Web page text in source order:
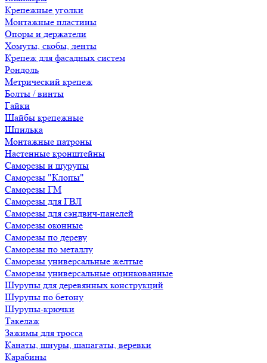
Крепежные уголки
Монтажные пластины
Опоры и держатели
Хомуты, скобы, ленты
Крепеж для фасадных систем
Рондоль
Метрический крепеж
Болты / винты
Гайки
Шайбы крепежные
Шпилька
Монтажные патроны
Настенные кронштейны
Саморезы и шурупы
Саморезы "Клопы"
Саморезы ГМ
Саморезы для ГВЛ
Саморезы для сэндвич-панелей
Саморезы оконные
Саморезы по дереву
Саморезы по металлу
Саморезы универсальные желтые
Саморезы универсальные оцинкованные
Шурупы для деревянных конструкций
Шурупы по бетону
Шурупы-крючки
Такелаж
Зажимы для тросса
Канаты, шнуры, шапагаты, веревки
Карабины